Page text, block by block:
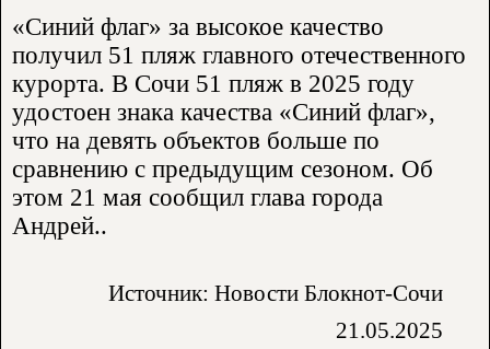
«Синий флаг» за высокое качество
получил 51 пляж главного отечественного
курорта. В Сочи 51 пляж в 2025 году
удостоен знака качества «Синий флаг»,
что на девять объектов больше по
сравнению с предыдущим сезоном. Об
этом 21 мая сообщил глава города
Андрей..
Источник: Новости Блокнот-Сочи
21.05.2025